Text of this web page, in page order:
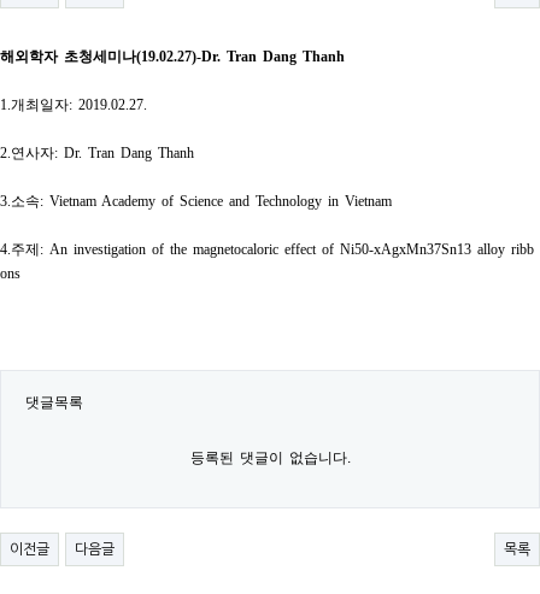
해외학자 초청세미나(19.02.27)-Dr. Tran Dang Thanh
1.개최일자: 2019.02.27.
2.연사자: Dr. Tran Dang Thanh
3.소속: Vietnam Academy of Science and Technology in Vietnam
4.주제 : An investigation of the magnetocaloric effect of Ni50-xAgxMn37Sn13 alloy ribb
ons
댓글목록
등록된 댓글이 없습니다.
이전글 다음글 목록